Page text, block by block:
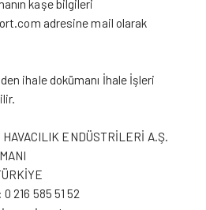
kaşe bilgileri
adresine mail olarak
ihale dokümanı İhale İşleri
ENDÜSTRİLERİ A.Ş.
216 585 51 52